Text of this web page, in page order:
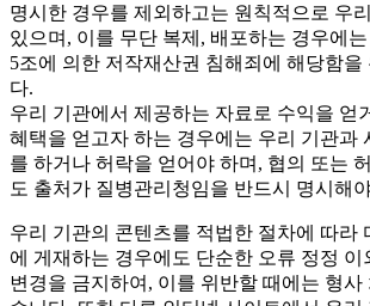
명시한 경우를 제외하고는 원칙적으로 우
있으며, 이를 무단 복제, 배포하는 경우에
5조에 의한 저작재산권 침해죄에 해당함을
다.
우리 기관에서 제공하는 자료로 수익을 얻
혜택을 얻고자 하는 경우에는 우리 기관과
를 하거나 허락을 얻어야 하며, 협의 또는
도 출처가 질병관리청임을 반드시 명시해
우리 기관의 콘텐츠를 적법한 절차에 따라
에 게재하는 경우에도 단순한 오류 정정 이
변경을 금지하여, 이를 위반할 때에는 형사